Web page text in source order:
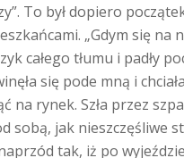
To był dopiero
„Gdym się na
całego tłumu i padły
się pode mną i
na rynek. Szła przez
sobą, jak nieszczęśliwe
tak, iż po